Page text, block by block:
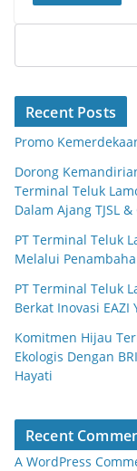
Recent Posts
Promo
Dorong
Terminal Teluk
Dalam Ajang TJSL
PT Terminal Teluk
Melalui
PT Terminal Teluk
Berkat Inovasi
Komitmen Hijau
Ekologis Dengan
Hayati
Recent
A WordPress